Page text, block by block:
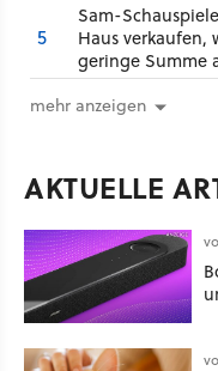
5
Sam-
Haus verkaufen,
geringe Summe
mehr anzeigen
AKTUELLE